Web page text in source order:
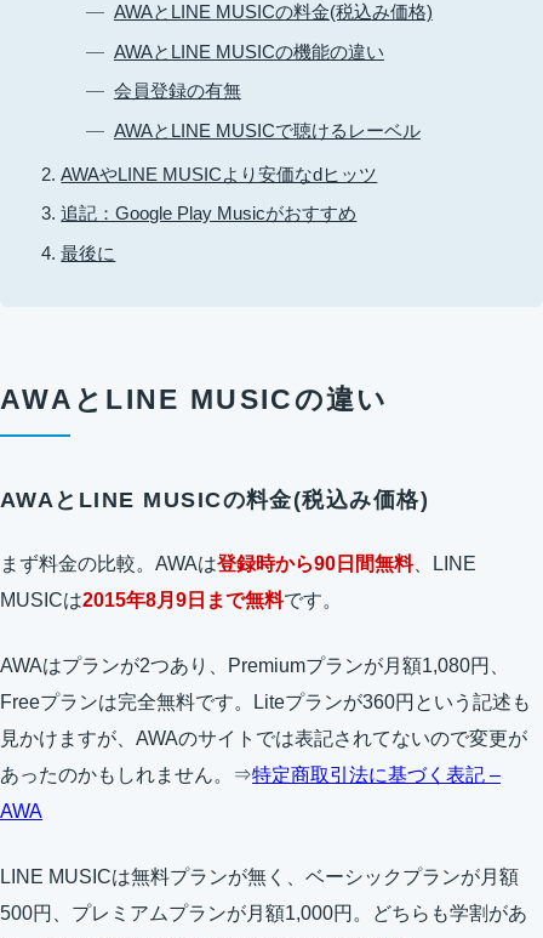
AWAとLINE MUSICの料金(税込み価格)
AWAとLINE MUSICの機能の違い
会員登録の有無
AWAとLINE MUSICで聴けるレーベル
AWAやLINE MUSICより安価なdヒッツ
追記：Google Play Musicがおすすめ
最後に
AWAとLINE MUSICの違い
AWAとLINE MUSICの料金(税込み価格)
まず料金の比較。AWAは登録時から90日間無料、LINE
MUSICは2015年8月9日まで無料です。
AWAはプランが2つあり、Premiumプランが月額1,080円、
Freeプランは完全無料です。Liteプランが360円という記述も
見かけますが、AWAのサイトでは表記されてないので変更が
あったのかもしれません。⇒特定商取引法に基づく表記 –
AWA
LINE MUSICは無料プランが無く、ベーシックプランが月額
500円、プレミアムプランが月額1,000円。どちらも学割があ